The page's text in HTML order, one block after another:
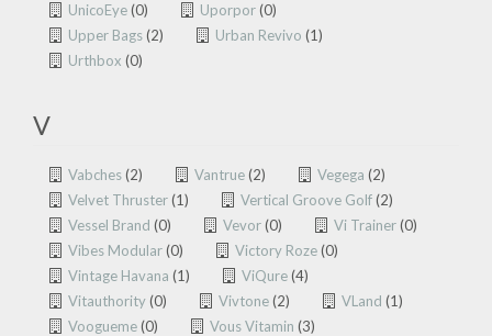
UnicoEye(0) Uporpor(0)
Upper Bags(2) Urban Revivo (1)
Urthbox (0)
V
Vabches(2) Vantrue(2) Vegega (2)
Velvet Thruster(1) Vertical Groove Golf(2)
Vessel Brand (0) Vevor(0) Vi Trainer(0)
Vibes Modular(0) Victory Roze(0)
Vintage Havana (1) ViQure(4)
Vitauthority(0) Vivtone(2) VLand (1)
Voogueme(0) Vous Vitamin (3)